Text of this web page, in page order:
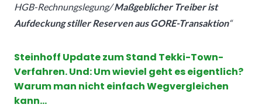
HGB-Rechnungslegung/Maßgeblicher Treiber ist
Aufdeckung stiller Reserven aus GORE-Transaktion“
Steinhoff Update zum Stand Tekki-Town-
Verfahren. Und: Um wieviel geht es eigentlich?
Warum man nicht einfach Wegvergleichen
kann…